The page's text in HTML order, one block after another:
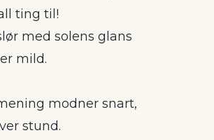
ting til!
med solens glans
mild.
modner snart,
stund.